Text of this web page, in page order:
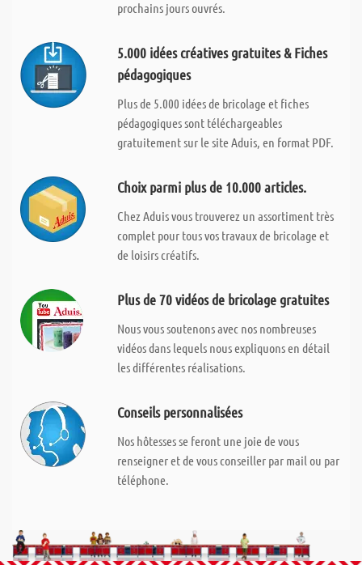
prochains jours ouvrés.
5.000 idées créatives gratuites & Fiches
pédagogiques
Plus de 5.000 idées de bricolage et fiches
pédagogiques sont téléchargeables
gratuitement sur le site Aduis, en format PDF.
Choix parmi plus de 10.000 articles.
Chez Aduis vous trouverez un assortiment très
complet pour tous vos travaux de bricolage et
de loisirs créatifs.
Plus de 70 vidéos de bricolage gratuites
Nous vous soutenons avec nos nombreuses
vidéos dans lequels nous expliquons en détail
les différentes réalisations.
Conseils personnalisées
Nos hôtesses se feront une joie de vous
renseigner et de vous conseiller par mail ou par
téléphone.